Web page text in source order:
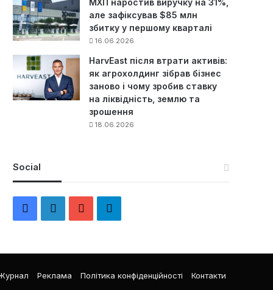
МХП наростив виручку на 31%,
але зафіксував $85 млн
збитку у першому кварталі
16.06.2026
HarvEast після втрати активів:
як агрохолдинг зібрав бізнес
заново і чому зробив ставку
на ліквідність, землю та
зрошення
18.06.2026
Social
c
n
k
u
T
л
е
Реклама Політика конфіденційності Контакти